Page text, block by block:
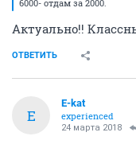
6000- отдам за 2000.
Актуально!!
ОТВЕТИТЬ
E
E-kat
experienced
24 марта 2018